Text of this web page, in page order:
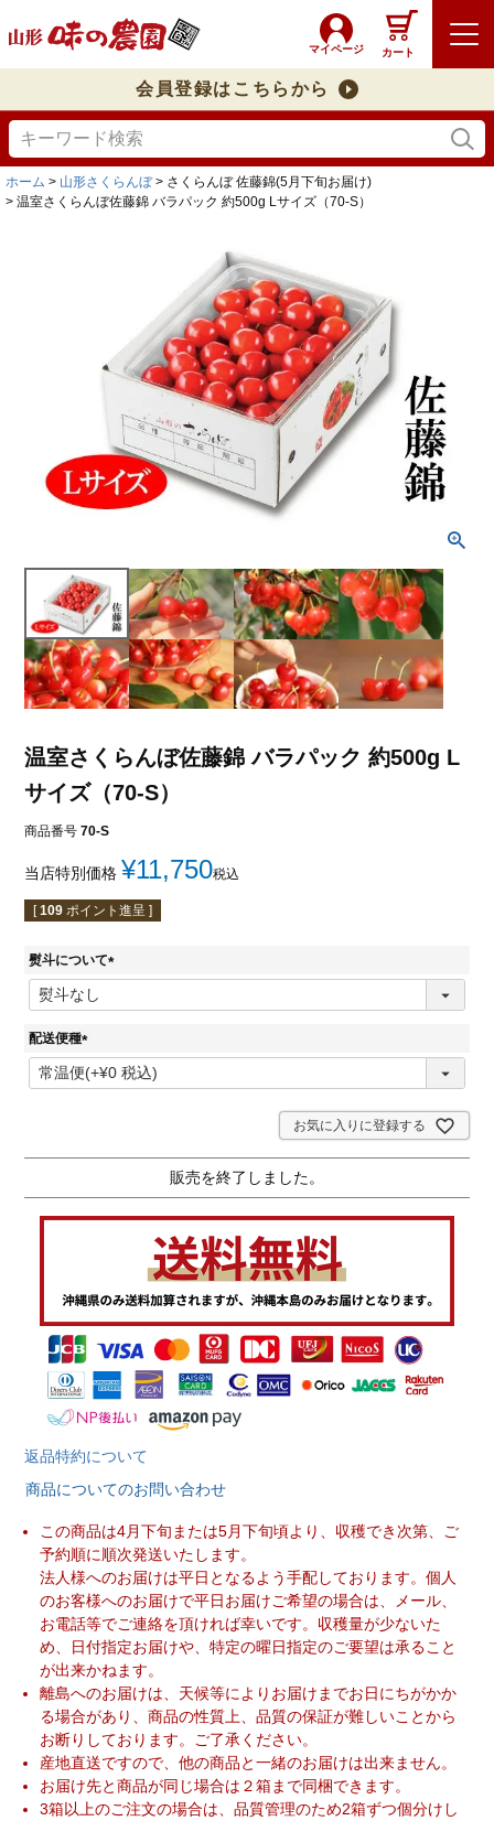
マイページ カート
会員登録はこちらから
ホーム 山形さくらんぼ
さくらんぼ 佐藤錦(5月下旬お届け)
温室さくらんぼ佐藤錦 バラパック 約500g Lサイズ（70-S）
温室さくらんぼ佐藤錦 バラパック 約500g L
サイズ（70-S）
商品番号 70-S
当店特別価格 ¥11,750税込
[ 109 ポイント進呈 ]
熨斗について
(
配送便種
(
必
お気に入りに登録する
販売を終了しました。
返品特約について
商品についてのお問い合わせ
この商品は4月下旬または5月下旬頃より、収穫でき次第、ご
予約順に順次発送いたします。
法人様へのお届けは平日となるよう手配しております。個人
のお客様へのお届けで平日お届けご希望の場合は、メール、
お電話等でご連絡を頂ければ幸いです。収穫量が少ないた
め、日付指定お届けや、特定の曜日指定のご要望は承ること
が出来かねます。
離島へのお届けは、天候等によりお届けまでお日にちがかか
る場合があり、商品の性質上、品質の保証が難しいことから
お断りしております。ご了承ください。
産地直送ですので、他の商品と一緒のお届けは出来ません。
お届け先と商品が同じ場合は２箱まで同梱できます。
3箱以上のご注文の場合は、品質管理のため2箱ずつ個分けし